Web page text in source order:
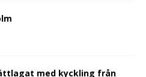
med kyckling från